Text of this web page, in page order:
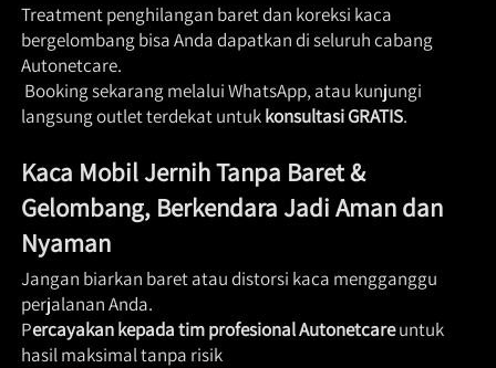
Treatment penghilangan baret dan koreksi kaca
bergelombang bisa Anda dapatkan di seluruh cabang
Autonetcare.
langsung outlet terdekat untuk konsultasi GRATIS.
Kaca Mobil Jernih Tanpa Baret &
Gelombang, Berkendara Jadi Aman dan
Nyaman
Jangan biarkan baret atau distorsi kaca mengganggu
perjalanan Anda.
Percayakan kepada tim profesional Autonetcare untuk
hasil maksimal tanpa risik